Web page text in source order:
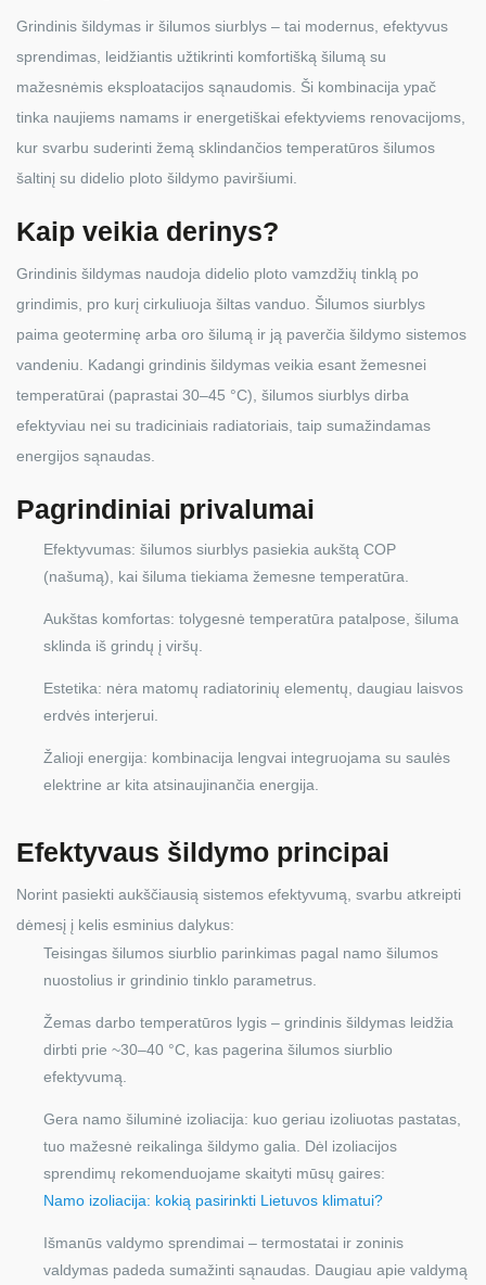
Grindinis šildymas ir šilumos siurblys – tai modernus, efektyvus
sprendimas, leidžiantis užtikrinti komfortišką šilumą su
mažesnėmis eksploatacijos sąnaudomis. Ši kombinacija ypač
tinka naujiems namams ir energetiškai efektyviems renovacijoms,
kur svarbu suderinti žemą sklindančios temperatūros šilumos
šaltinį su didelio ploto šildymo paviršiumi.
Kaip veikia derinys?
Grindinis šildymas naudoja didelio ploto vamzdžių tinklą po
grindimis, pro kurį cirkuliuoja šiltas vanduo. Šilumos siurblys
paima geoterminę arba oro šilumą ir ją paverčia šildymo sistemos
vandeniu. Kadangi grindinis šildymas veikia esant žemesnei
temperatūrai (paprastai 30–45 °C), šilumos siurblys dirba
efektyviau nei su tradiciniais radiatoriais, taip sumažindamas
energijos sąnaudas.
Pagrindiniai privalumai
Efektyvumas: šilumos siurblys pasiekia aukštą COP
(našumą), kai šiluma tiekiama žemesne temperatūra.
Aukštas komfortas: tolygesnė temperatūra patalpose, šiluma
sklinda iš grindų į viršų.
Estetika: nėra matomų radiatorinių elementų, daugiau laisvos
erdvės interjerui.
Žalioji energija: kombinacija lengvai integruojama su saulės
elektrine ar kita atsinaujinančia energija.
Efektyvaus šildymo principai
Norint pasiekti aukščiausią sistemos efektyvumą, svarbu atkreipti
dėmesį į kelis esminius dalykus:
Teisingas šilumos siurblio parinkimas pagal namo šilumos
nuostolius ir grindinio tinklo parametrus.
Žemas darbo temperatūros lygis – grindinis šildymas leidžia
dirbti prie ~30–40 °C, kas pagerina šilumos siurblio
efektyvumą.
Gera namo šiluminė izoliacija: kuo geriau izoliuotas pastatas,
tuo mažesnė reikalinga šildymo galia. Dėl izoliacijos
sprendimų rekomenduojame skaityti mūsų gaires:
Namo izoliacija: kokią pasirinkti Lietuvos klimatui?
Išmanūs valdymo sprendimai – termostatai ir zoninis
valdymas padeda sumažinti sąnaudas. Daugiau apie valdymą